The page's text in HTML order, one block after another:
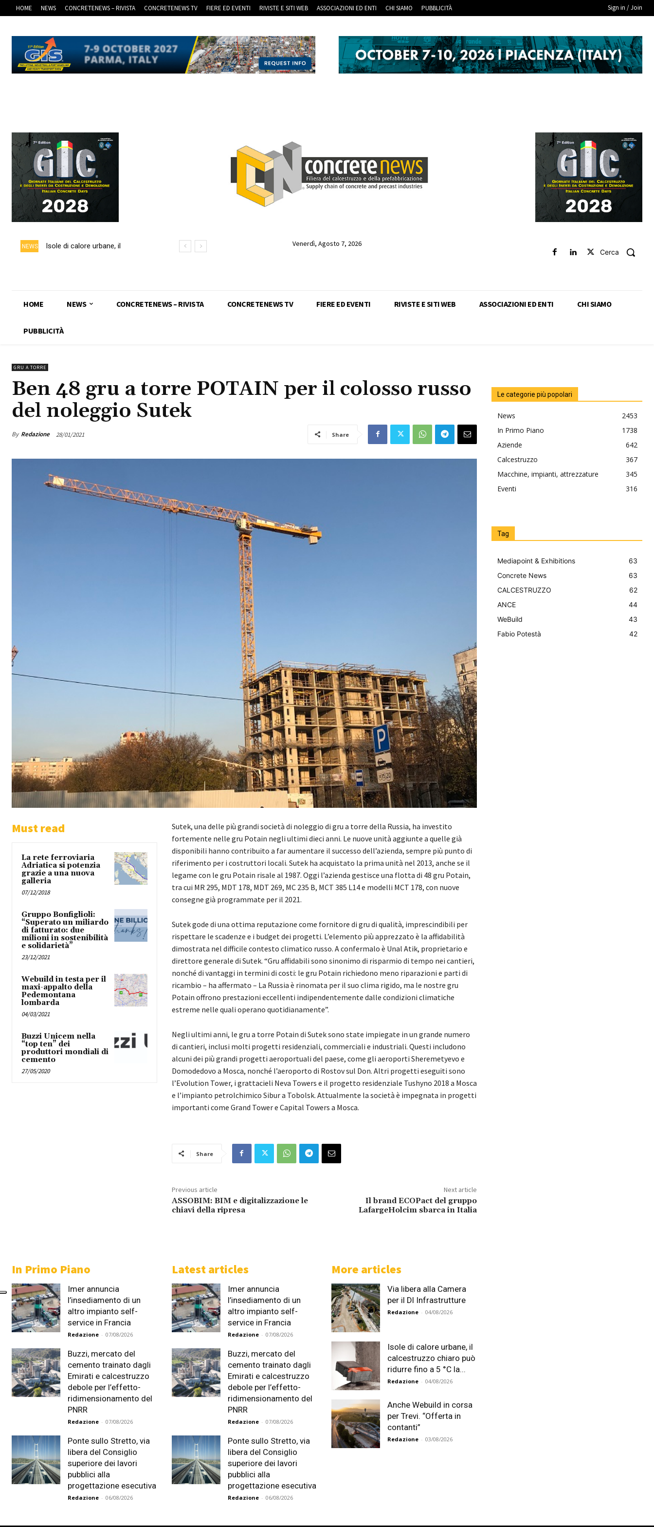
HOME NEWS CONCRETENEWS – RIVISTA CONCRETENEWS TV FIERE ED EVENTI RIVISTE E SITI WEB ASSOCIAZIONI ED ENTI CHI SIAMO PUBBLICITÀ Sign in / Join
NEWS
Isole di calore urbane, il
Venerdì, Agosto 7, 2026
Cerca
HOME NEWS CONCRETENEWS – RIVISTA CONCRETENEWS TV FIERE ED EVENTI RIVISTE E SITI WEB ASSOCIAZIONI ED ENTI CHI SIAMO
PUBBLICITÀ
GRU A TORRE
Ben 48 gru a torre POTAIN per il colosso russo
del noleggio Sutek
By Redazione 28/01/2021 Share
Must read
La rete ferroviaria
Adriatica si potenzia
grazie a una nuova
galleria
07/12/2018
Gruppo Bonfiglioli:
“Superato un miliardo
di fatturato: due
milioni in sostenibilità
e solidarietà”
23/12/2021
Webuild in testa per il
maxi-appalto della
Pedemontana
lombarda
04/03/2021
Buzzi Unicem nella
“top ten” dei
produttori mondiali di
cemento
27/05/2020
Sutek, una delle più grandi società di noleggio di gru a torre della Russia, ha investito
fortemente nelle gru Potain negli ultimi dieci anni. Le nuove unità aggiunte a quelle già
disponibili hanno contribuito a far aumentare il successo dell’azienda, sempre più punto di
riferimento per i costruttori locali. Sutek ha acquistato la prima unità nel 2013, anche se il
legame con le gru Potain risale al 1987. Oggi l’azienda gestisce una flotta di 48 gru Potain,
tra cui MR 295, MDT 178, MDT 269, MC 235 B, MCT 385 L14 e modelli MCT 178, con nuove
consegne già programmate per il 2021.
Sutek gode di una ottima reputazione come fornitore di gru di qualità, imprescindibili per
rispettare le scadenze e i budget dei progetti. L’elemento più apprezzato è la affidabilità
dimostrata nel difficile contesto climatico russo. A confermalo è Unal Atik, proprietario e
direttore generale di Sutek. “Gru affidabili sono sinonimo di risparmio di tempo nei cantieri,
nonché di vantaggi in termini di costi: le gru Potain richiedono meno riparazioni e parti di
ricambio – ha affermato – La Russia è rinomata per il suo clima rigido, ma le nostre gru
Potain offrono prestazioni eccellenti indipendentemente dalle condizioni climatiche
estreme nelle quali operano quotidianamente”.
Negli ultimi anni, le gru a torre Potain di Sutek sono state impiegate in un grande numero
di cantieri, inclusi molti progetti residenziali, commerciali e industriali. Questi includono
alcuni dei più grandi progetti aeroportuali del paese, come gli aeroporti Sheremetyevo e
Domodedovo a Mosca, nonché l’aeroporto di Rostov sul Don. Altri progetti eseguiti sono
l’Evolution Tower, i grattacieli Neva Towers e il progetto residenziale Tushyno 2018 a Mosca
e l’impianto petrolchimico Sibur a Tobolsk. Attualmente la società è impegnata in progetti
importanti come Grand Tower e Capital Towers a Mosca.
Share
Previous article
ASSOBIM: BIM e digitalizzazione le
chiavi della ripresa
Next article
Il brand ECOPact del gruppo
LafargeHolcim sbarca in Italia
In Primo Piano
Imer annuncia
l’insediamento di un
altro impianto self-
service in Francia
Redazione - 07/08/2026
Buzzi, mercato del
cemento trainato dagli
Emirati e calcestruzzo
debole per l’effetto-
ridimensionamento del
PNRR
Redazione - 07/08/2026
Ponte sullo Stretto, via
libera del Consiglio
superiore dei lavori
pubblici alla
progettazione esecutiva
Redazione - 06/08/2026
Latest articles
Imer annuncia
l’insediamento di un
altro impianto self-
service in Francia
Redazione - 07/08/2026
Buzzi, mercato del
cemento trainato dagli
Emirati e calcestruzzo
debole per l’effetto-
ridimensionamento del
PNRR
Redazione - 07/08/2026
Ponte sullo Stretto, via
libera del Consiglio
superiore dei lavori
pubblici alla
progettazione esecutiva
Redazione - 06/08/2026
More articles
Via libera alla Camera
per il Dl Infrastrutture
Redazione - 04/08/2026
Isole di calore urbane, il
calcestruzzo chiaro può
ridurre fino a 5 °C la...
Redazione - 04/08/2026
Anche Webuild in corsa
per Trevi. “Offerta in
contanti”
Redazione - 03/08/2026
Le categorie più popolari
News
2453
In Primo Piano
1738
Aziende
642
Calcestruzzo
367
Macchine, impianti, attrezzature
345
Eventi
316
Tag
Mediapoint & Exhibitions
63
Concrete News
63
CALCESTRUZZO
62
ANCE
44
WeBuild
43
Fabio Potestà
42